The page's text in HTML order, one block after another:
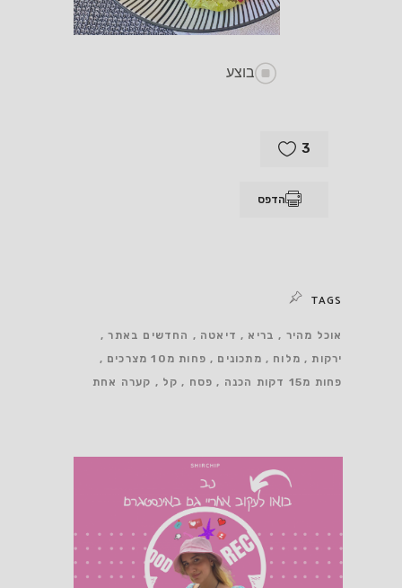
בוצע
3
הדפס
TAGS
אוכל מהיר בריא דיאטה
החדשים באתר
ירקות
מלוח מתכונים
פחות מ10 מצרכים
פחות מ15 דקות הכנה
פסח קל קערה אחת